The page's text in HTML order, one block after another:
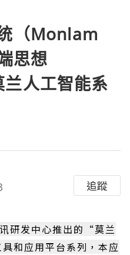
（Monlam
思想
人工智能系
追蹤
研发中心推出的“莫兰
和应用平台系列，本应